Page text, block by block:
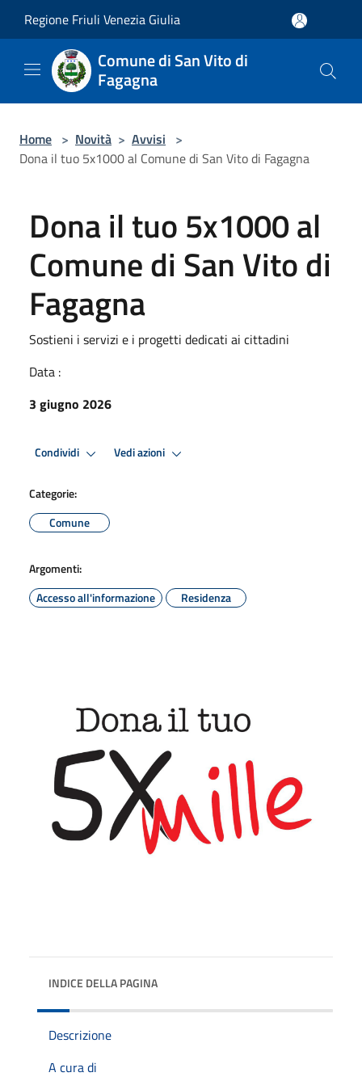
Regione Friuli Venezia Giulia
Comune di San Vito di
Fagagna
Home > Novità > Avvisi >
Dona il tuo 5x1000 al Comune di San Vito di Fagagna
Dona il tuo 5x1000 al
Comune di San Vito di
Fagagna
Sostieni i servizi e i progetti dedicati ai cittadini
Data :
3 giugno 2026
Condividi Vedi azioni
Categorie:
Comune
Argomenti:
Accesso all'informazione
Residenza
INDICE DELLA PAGINA
Descrizione
A cura di